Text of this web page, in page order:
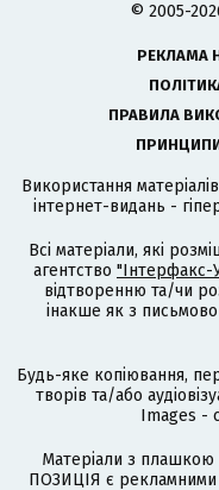
© 2005-
РЕКЛАМА
ПРАВИЛА
Використання
інтернет-видань -
Всі матеріали, які
агентство "Інтерфакс-
відтворенню та/чи
інакше як з
Будь-яке копіювання,
творів та/або
Images -
Матеріали з
ПОЗИЦІЯ є рекламними